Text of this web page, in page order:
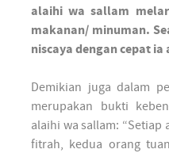
alaihi wa sallam
makanan/ minuman.
niscaya dengan cepat
Demikian juga dalam
merupakan bukti
alaihi wa sallam:
fitrah, kedua orang